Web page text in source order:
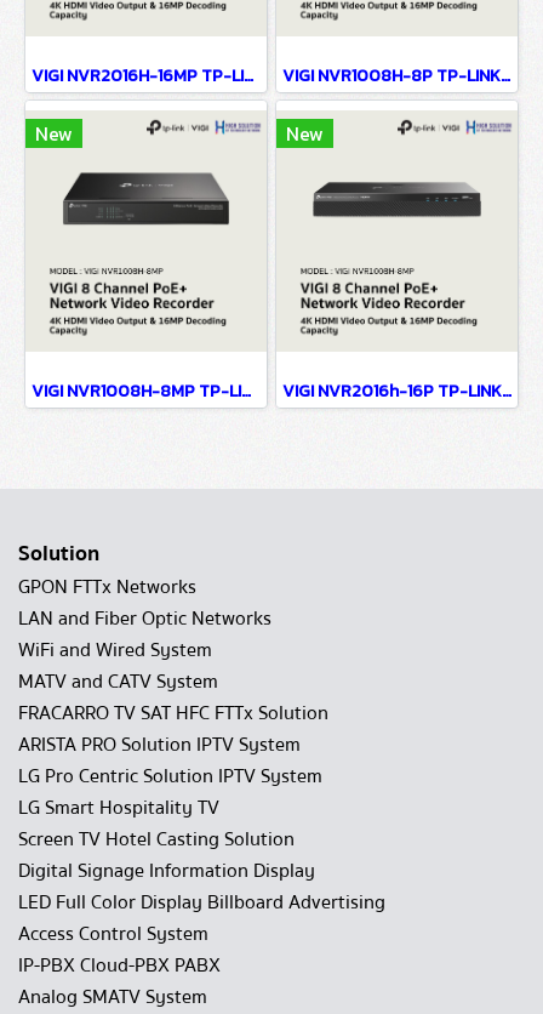
VIGI NVR2016H-16MP TP-LINK VIGI 16 Channel PoE+ Network Video Recorder Network Camera VIGI NVR1008H-8P TP-LINK VIGI 8 Channel PoE+ Network Video Recorder Network Camera
New
VIGI NVR1008H-8MP TP-LINK VIGI 8 Channel PoE+ Network Video Recorder Network Camera
New
VIGI NVR2016h-16P TP-LINK VIGI 16 Channel PoE+ Network Video Recorder Network Camera
Solution
GPON FTTx Networks
LAN and Fiber Optic Networks
WiFi and Wired System
MATV and CATV System
FRACARRO TV SAT HFC FTTx Solution
ARISTA PRO Solution IPTV System
LG Pro Centric Solution IPTV System
LG Smart Hospitality TV
Screen TV Hotel Casting Solution
Digital Signage Information Display
LED Full Color Display Billboard Advertising
Access Control System
IP-PBX Cloud-PBX PABX
Analog SMATV System